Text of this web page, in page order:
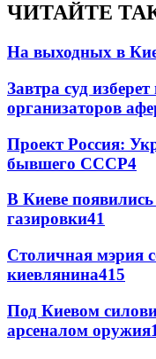
ЧИТАЙТЕ
На выходных в
Завтра суд
организаторов
Проект Россия:
бывшего СССР4
В Киеве
газировки41
Столичная мэрия
киевлянина415
Под Киевом
арсеналом оружия